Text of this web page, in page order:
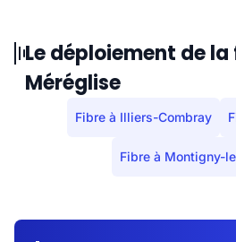
Le déploiement de
Méréglise
Fibre à Illiers-Combray
Fibre à Montigny-